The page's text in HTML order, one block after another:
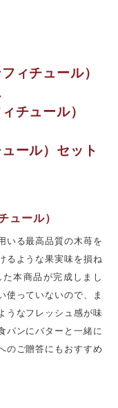
ィチュール）
チュール）
ール）セット
ュール）
いる最高品質の木苺を
るような果実味を損ね
本商品が完成しまし
使っていないので、ま
うなフレッシュ感が味
パンにバターと一緒に
のご贈答にもおすすめ